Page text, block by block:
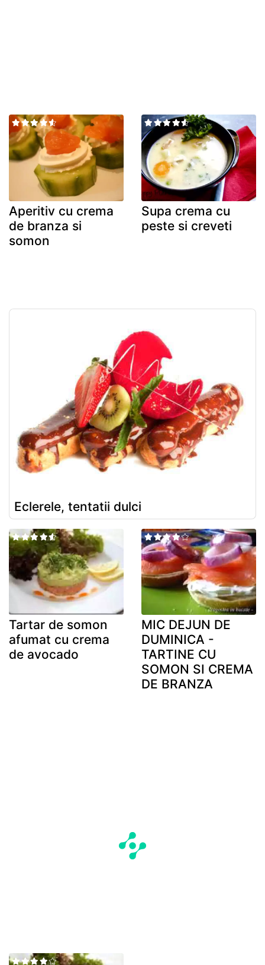
Aperitiv cu crema
de branza si
somon
Supa crema cu
peste si creveti
Eclerele, tentatii dulci
Tartar de somon
afumat cu crema
de avocado
MIC DEJUN DE
DUMINICA -
TARTINE CU
SOMON SI CREMA
DE BRANZA